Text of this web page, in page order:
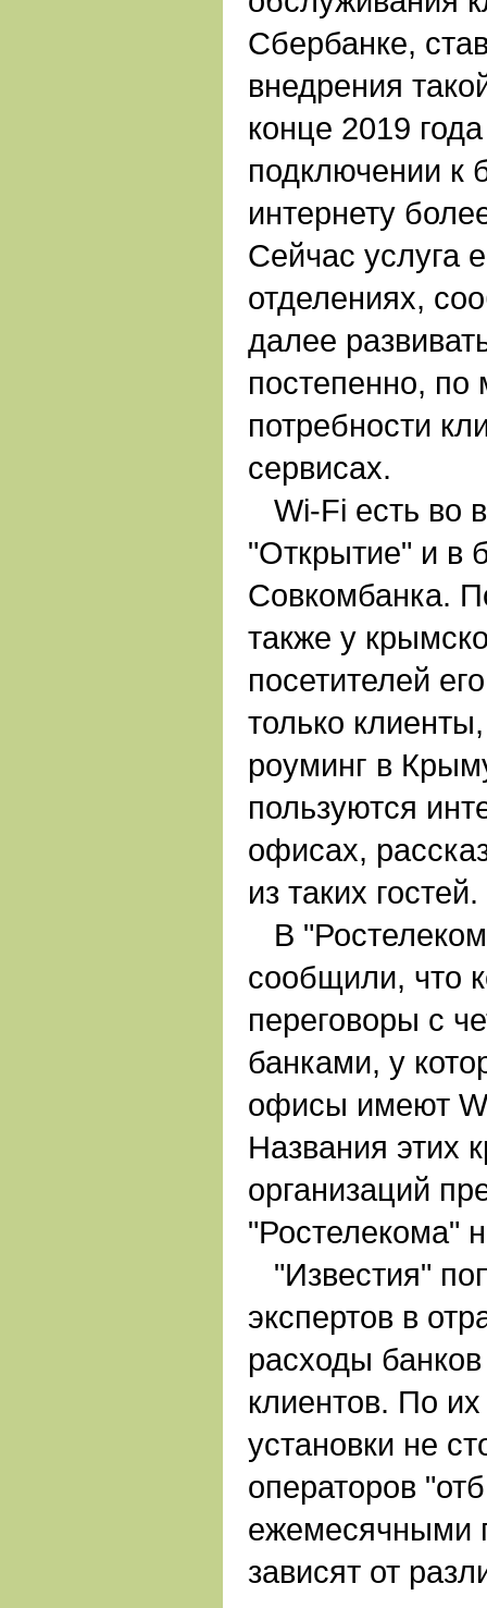
Сбербанке,
внедрения
конце 2019
подключении к
интернету
Сейчас услуга
отделениях,
далее
постепенно, по
потребности
сервисах.
Wi-Fi есть во
"Открытие" и в
Совкомбанка.
также у
посетителей
только
роуминг в
пользуются
офисах,
из таких гостей.
В
сообщили, что
переговоры с
банками, у
офисы имеют
Названия этих
организаций
"Ростелекома"
"Известия"
экспертов в
расходы
клиентов. По
установки не
операторов
ежемесячными
зависят от